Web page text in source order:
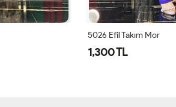
5026 Efil Takım Mor
1,300 TL